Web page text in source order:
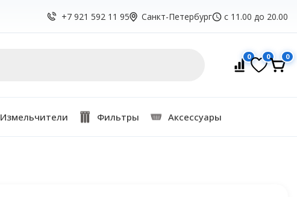
+7 921 592 11 95 Санкт-Петербург с 11.00 до 20.00
0 0 0
Измельчители Фильтры Аксессуары